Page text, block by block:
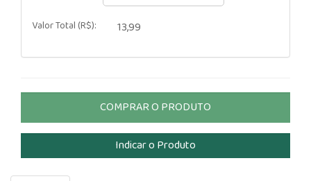
Valor Total (R$): 13,99